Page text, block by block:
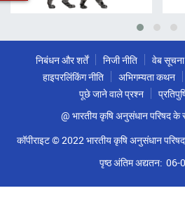
निबंधन और शर्तें निजी नीति वेब
हाइपरलिंकिंग नीति
अभिगम्यता कथन
पूछे जाने वाले प्रश्न
@ भारतीय कृषि अनुसंधान परिषद के
कॉपीराइट © 2022 भारतीय कृषि अनुसंधान परिषद
पृष्ठ अंतिम अद्यतन: 06-